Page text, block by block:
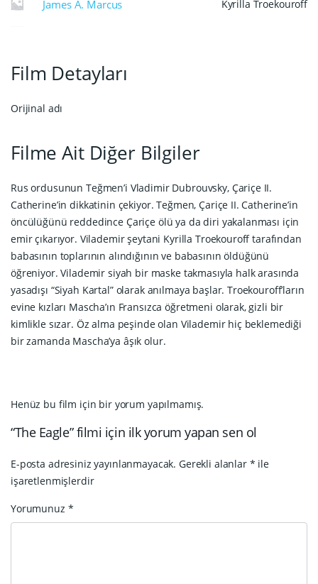
James A. Marcus Kyrilla Troekouroff
Film Detayları
Orijinal adı
Filme Ait Diğer Bilgiler
Rus ordusunun Teğmen’i Vladimir Dubrouvsky, Çariçe II.
Catherine’in dikkatinin çekiyor. Teğmen, Çariçe II. Catherine’in
öncülüğünü reddedince Çariçe ölü ya da diri yakalanması için
emir çıkarıyor. Vilademir şeytani Kyrilla Troekouroff tarafından
babasının toplarının alındığının ve babasının öldüğünü
öğreniyor. Vilademir siyah bir maske takmasıyla halk arasında
yasadışı “Siyah Kartal” olarak anılmaya başlar. Troekouroff’ların
evine kızları Mascha’ın Fransızca öğretmeni olarak, gizli bir
kimlikle sızar. Öz alma peşinde olan Vilademir hiç beklemediği
bir zamanda Mascha’ya âşık olur.
“The Eagle” filmi için ilk yorum yapan sen ol
E-posta adresiniz yayınlanmayacak. Gerekli alanlar * ile
işaretlenmişlerdir
Yorumunuz *
Henüz bu film için bir yorum yapılmamış.